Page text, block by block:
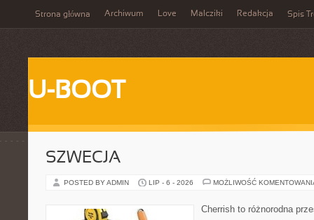
Strona główna Archiwum Love Malcziki Redakcja Spis
U-BOOT
SZWECJA
POSTED BY ADMIN LIP - 6 - 2026 MOŻLIWOŚĆ
Cherrish to różnorodna